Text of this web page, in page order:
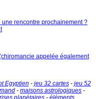
rencontre prochainement ?
appelée également
Egyptien - jeu 32 cartes- jeu 52
- maisons astrologiques -
planétaires - éléments